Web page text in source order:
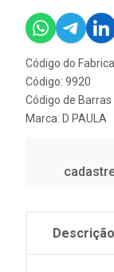
Código do
Código: 9920
Código de
Marca: D PAULA
Descrição